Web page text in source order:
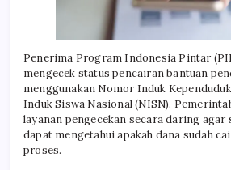
Penerima Program Indonesia Pintar
mengecek status pencairan bantuan
menggunakan Nomor Induk
Induk Siswa Nasional (NISN).
layanan pengecekan secara daring agar
dapat mengetahui apakah dana sudah
proses.